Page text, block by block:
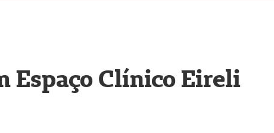
Espaço Clínico Eireli